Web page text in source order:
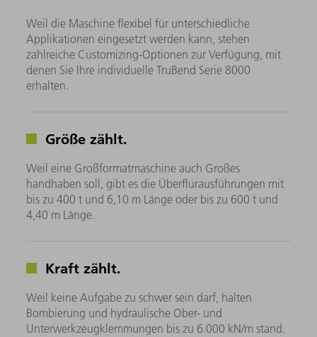
Weil die Maschine flexibel für unterschiedliche
Applikationen eingesetzt werden kann, stehen
zahlreiche Customizing-Optionen zur Verfügung, mit
denen Sie Ihre individuelle TruBend Serie 8000
erhalten.
Größe zählt.
Weil eine Großformatmaschine auch Großes
handhaben soll, gibt es die Überflurausführungen mit
bis zu 400 t und 6,10 m Länge oder bis zu 600 t und
4,40 m Länge.
Kraft zählt.
Weil keine Aufgabe zu schwer sein darf, halten
Bombierung und hydraulische Ober- und
Unterwerkzeugklemmungen bis zu 6.000 kN/m stand.